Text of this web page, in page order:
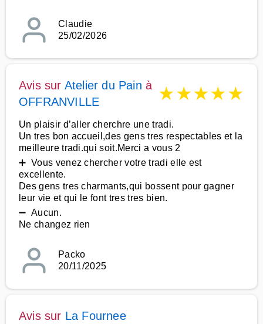
Claudie
25/02/2026
Avis sur Atelier du Pain à
OFFRANVILLE
★★★★★
Un plaisir d’aller cherchre une tradi.
Un tres bon accueil,des gens tres respectables et la
meilleure tradi.qui soit.Merci a vous 2
➕ Vous venez chercher votre tradi elle est
excellente.
Des gens tres charmants,qui bossent pour gagner
leur vie et qui le font tres tres bien.
➖ Aucun.
Ne changez rien
Packo
20/11/2025
Avis sur La Fournee